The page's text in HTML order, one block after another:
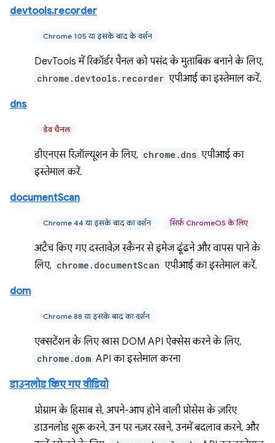
devtools.recorder
Chrome 105 या इसके बाद के वर्शन
DevTools में रिकॉर्डर पैनल को पसंद के मुताबिक बनाने के लिए,
chrome.devtools.recorder एपीआई का इस्तेमाल करें.
dns
डेव चैनल
डीएनएस रिज़ॉल्यूशन के लिए, chrome.dns एपीआई का
इस्तेमाल करें.
documentScan
Chrome 44 या इसके बाद का वर्शन सिर्फ़ ChromeOS के लिए
अटैच किए गए दस्तावेज़ स्कैनर से इमेज ढूंढने और वापस पाने के
लिए, chrome.documentScan एपीआई का इस्तेमाल करें.
dom
Chrome 88 या इसके बाद का वर्शन
एक्सटेंशन के लिए खास DOM API ऐक्सेस करने के लिए,
chrome.dom API का इस्तेमाल करना
डाउनलोड किए गए वीडियो
प्रोग्राम के हिसाब से, अपने-आप होने वाली प्रोसेस के ज़रिए
डाउनलोड शुरू करने, उन पर नज़र रखने, उनमें बदलाव करने, और